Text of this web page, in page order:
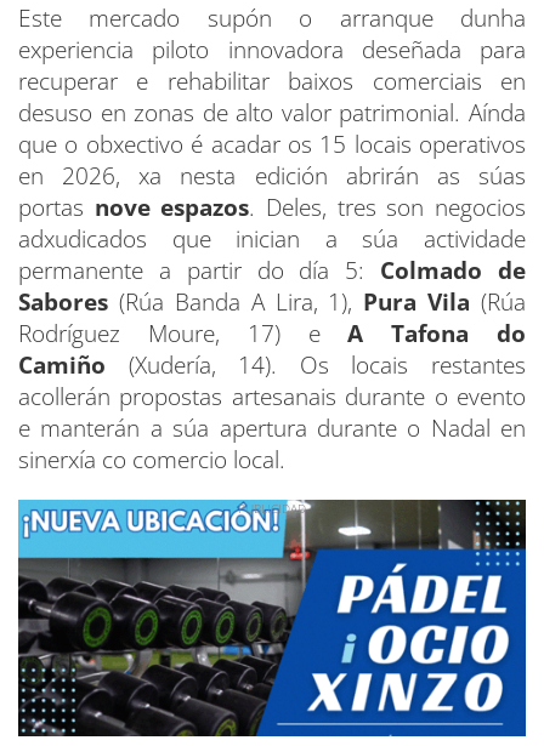
Este mercado supón o arranque dunha
experiencia piloto innovadora deseñada para
recuperar e rehabilitar baixos comerciais en
desuso en zonas de alto valor patrimonial. Aínda
que o obxectivo é acadar os 15 locais operativos
en 2026, xa nesta edición abrirán as súas
portas nove espazos. Deles, tres son negocios
adxudicados que inician a súa actividade
permanente a partir do día 5: Colmado de
Sabores (Rúa Banda A Lira, 1), Pura Vila (Rúa
Rodríguez Moure, 17) eA Tafona do
Camiño (Xudería, 14). Os locais restantes
acollerán propostas artesanais durante o evento
e manterán a súa apertura durante o Nadal en
sinerxía co comercio local.